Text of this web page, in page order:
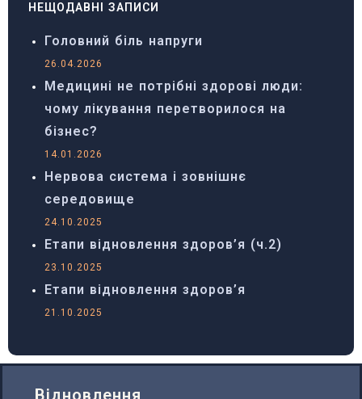
НЕЩОДАВНІ ЗАПИСИ
Головний біль напруги
26.04.2026
Медицині не потрібні здорові люди:
чому лікування перетворилося на
бізнес?
14.01.2026
Нервова система і зовнішнє
середовище
24.10.2025
Етапи відновлення здоров’я (ч.2)
23.10.2025
Етапи відновлення здоров’я
21.10.2025
Відновлення